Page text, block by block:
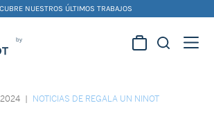
NUESTROS ÚLTIMOS TRABAJOS
| NOTICIAS DE REGALA UN NINOT